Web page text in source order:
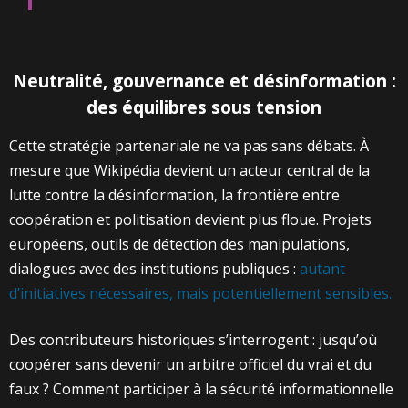
Neutralité, gouvernance et désinformation :
des équilibres sous tension
Cette stratégie partenariale ne va pas sans débats. À
mesure que Wikipédia devient un acteur central de la
lutte contre la désinformation, la frontière entre
coopération et politisation devient plus floue. Projets
européens, outils de détection des manipulations,
dialogues avec des institutions publiques : autant
d’initiatives nécessaires, mais potentiellement sensibles.
Des contributeurs historiques s’interrogent : jusqu’où
coopérer sans devenir un arbitre officiel du vrai et du
faux ? Comment participer à la sécurité informationnelle